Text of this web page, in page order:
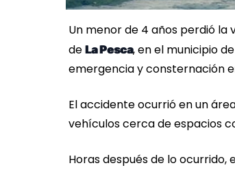
Un menor de 4 años perdió
de La Pesca, en el municipio de
emergencia y consternación
El accidente ocurrió en un
vehículos cerca de espacios
Horas después de lo